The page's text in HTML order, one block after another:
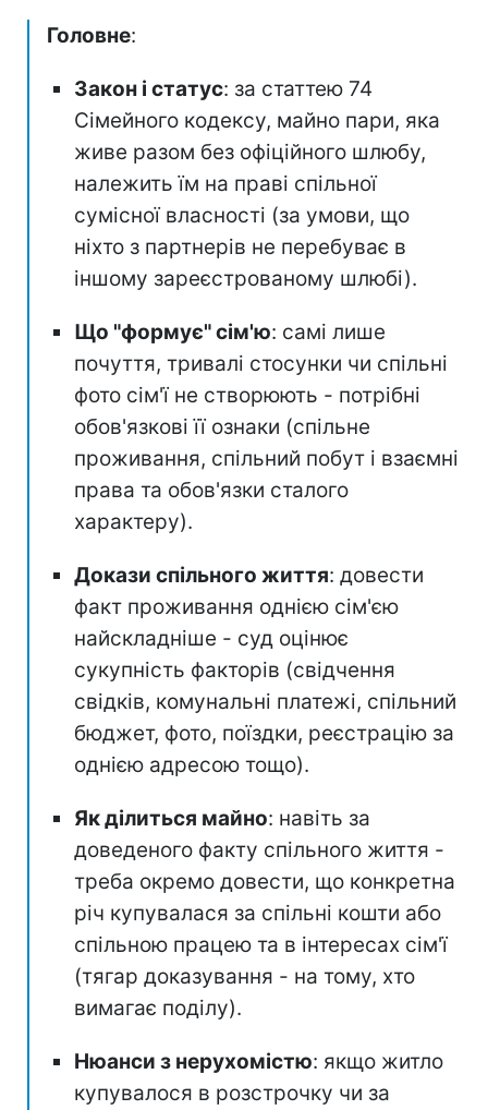
Головне:
Закон і статус: за статтею 74
Сімейного кодексу, майно пари, яка
живе разом без офіційного шлюбу,
належить їм на праві спільної
сумісної власності (за умови, що
ніхто з партнерів не перебуває в
іншому зареєстрованому шлюбі).
Що "формує" сім'ю: самі лише
почуття, тривалі стосунки чи спільні
фото сім'ї не створюють - потрібні
обов'язкові її ознаки (спільне
проживання, спільний побут і взаємні
права та обов'язки сталого
характеру).
Докази спільного життя: довести
факт проживання однією сім'єю
найскладніше - суд оцінює
сукупність факторів (свідчення
свідків, комунальні платежі, спільний
бюджет, фото, поїздки, реєстрацію за
однією адресою тощо).
Як ділиться майно: навіть за
доведеного факту спільного життя -
треба окремо довести, що конкретна
річ купувалася за спільні кошти або
спільною працею та в інтересах сім'ї
(тягар доказування - на тому, хто
вимагає поділу).
Нюанси з нерухомістю: якщо житло
купувалося в розстрочку чи за